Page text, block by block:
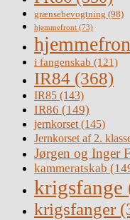
grænsebevogtning (98)
hjemmefront (73)
i fangenskab (121)
IR84 (368)
IR85 (143)
IR86 (149)
jernkorset(145)
Jernkorset af 2.
Jørgen og Inger
kammeratskab
krigsfange
krigsfanger